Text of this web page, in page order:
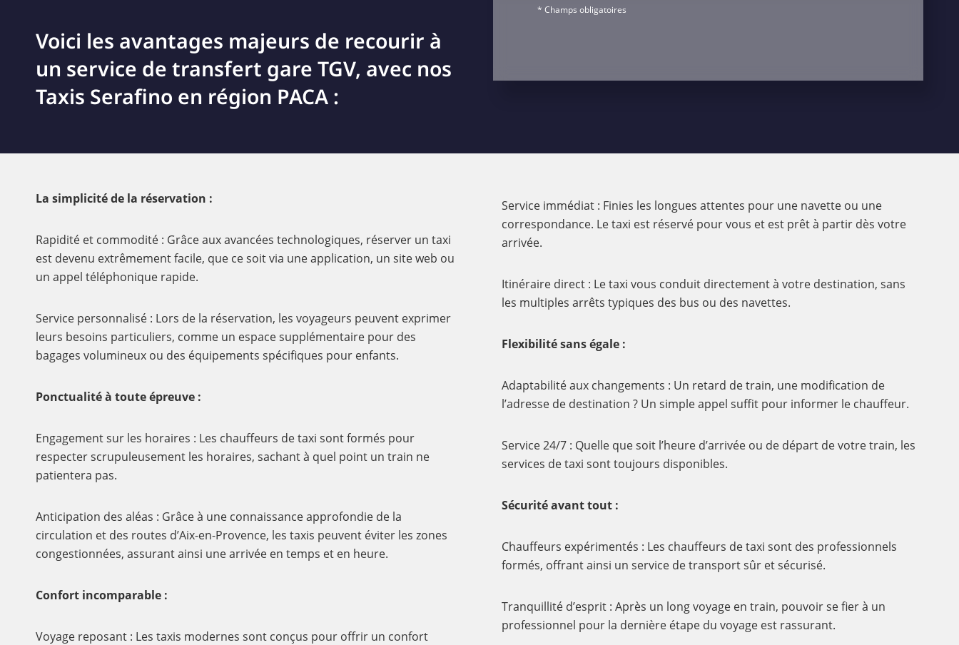
Voici les avantages majeurs de recourir à
un service de transfert gare TGV, avec nos
Taxis Serafino en région PACA :
* Champs obligatoires
La simplicité de la réservation :
Rapidité et commodité : Grâce aux avancées technologiques, réserver un taxi
est devenu extrêmement facile, que ce soit via une application, un site web ou
un appel téléphonique rapide.
Service personnalisé : Lors de la réservation, les voyageurs peuvent exprimer
leurs besoins particuliers, comme un espace supplémentaire pour des
bagages volumineux ou des équipements spécifiques pour enfants.
Ponctualité à toute épreuve :
Engagement sur les horaires : Les chauffeurs de taxi sont formés pour
respecter scrupuleusement les horaires, sachant à quel point un train ne
patientera pas.
Anticipation des aléas : Grâce à une connaissance approfondie de la
circulation et des routes d’Aix-en-Provence, les taxis peuvent éviter les zones
congestionnées, assurant ainsi une arrivée en temps et en heure.
Confort incomparable :
Voyage reposant : Les taxis modernes sont conçus pour offrir un confort
Service immédiat : Finies les longues attentes pour une navette ou une
correspondance. Le taxi est réservé pour vous et est prêt à partir dès votre
arrivée.
Itinéraire direct : Le taxi vous conduit directement à votre destination, sans
les multiples arrêts typiques des bus ou des navettes.
Flexibilité sans égale :
Adaptabilité aux changements : Un retard de train, une modification de
l’adresse de destination ? Un simple appel suffit pour informer le chauffeur.
Service 24/7 : Quelle que soit l’heure d’arrivée ou de départ de votre train, les
services de taxi sont toujours disponibles.
Sécurité avant tout :
Chauffeurs expérimentés : Les chauffeurs de taxi sont des professionnels
formés, offrant ainsi un service de transport sûr et sécurisé.
Tranquillité d’esprit : Après un long voyage en train, pouvoir se fier à un
professionnel pour la dernière étape du voyage est rassurant.